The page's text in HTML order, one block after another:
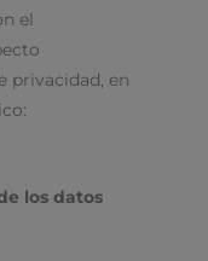
el
privacidad, en
los datos